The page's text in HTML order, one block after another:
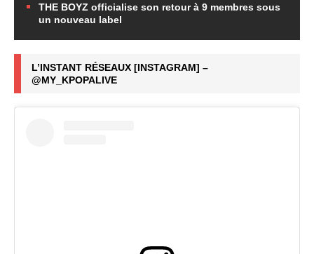
THE BOYZ officialise son retour à 9 membres sous
un nouveau label
L’INSTANT RÉSEAUX [INSTAGRAM] –
@MY_KPOPALIVE